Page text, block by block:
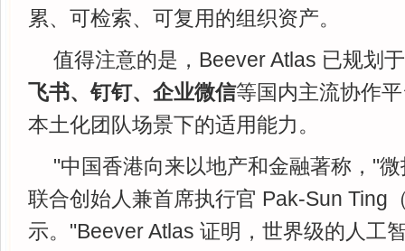
累、可检索、可复用的组织资产。
值得注意的是，Beever Atlas 已规划于
飞书、钉钉、企业微信等国内主流协作
本土化团队场景下的适用能力。
"中国香港向来以地产和金融著称，"
联合创始人兼首席执行官 Pak-Sun Ting
示。"Beever Atlas 证明，世界级的人工